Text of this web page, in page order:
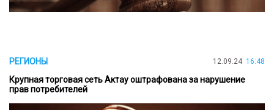
РЕГИОНЫ 12.09.24 16:48
Крупная торговая сеть Актау оштрафована за нарушение
прав потребителей